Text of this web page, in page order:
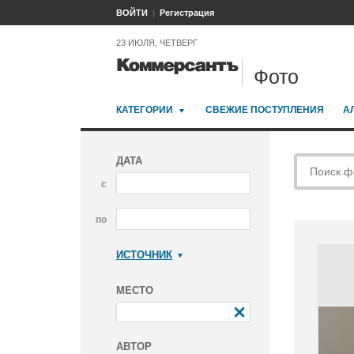
ВОЙТИ Регистрация
23 ИЮЛЯ, ЧЕТВЕРГ
Фото
КАТЕГОРИИ СВЕЖИЕ ПОСТУПЛЕНИЯ
ДАТА
с
по
ИСТОЧНИК
МЕСТО
АВТОР